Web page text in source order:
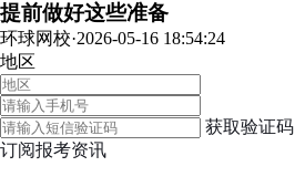
提前做好这些准备
环球网校·2026-05-16 18:54:24
地区
获取验证码
订阅报考资讯